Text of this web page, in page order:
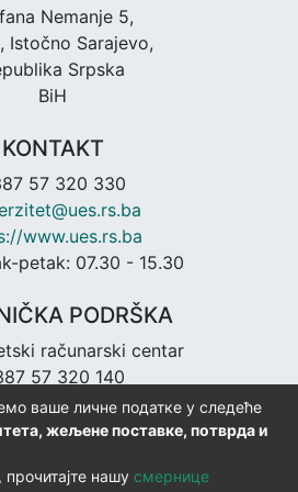
Nemanje 5,
Istočno Sarajevo,
Srpska
BiH
KONTAKT
57 320 330
www.ues.rs.ba
petak: 07.30 - 15.30
PODRŠKA
računarski centar
57 320 140
urc.ues.rs.ba
ваше личне податке у следеће
жељене поставке, потврда и
нашу смернице